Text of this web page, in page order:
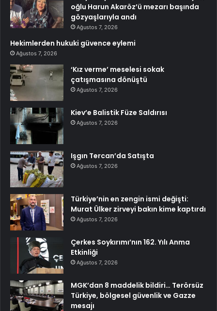
oğlu Harun Akaröz’ü mezarı başında
gözyaşlarıyla andı
Ağustos 7, 2026
Hekimlerden hukuki güvence eylemi
Ağustos 7, 2026
‘Kız verme’ meselesi sokak
çatışmasına dönüştü
Ağustos 7, 2026
Kiev’e Balistik Füze Saldırısı
Ağustos 7, 2026
Işgın Tercan’da Satışta
Ağustos 7, 2026
Türkiye’nin en zengin ismi değişti:
Murat Ülker zirveyi bakın kime kaptırdı
Ağustos 7, 2026
Çerkes Soykırımı’nın 162. Yılı Anma
Etkinliği
Ağustos 7, 2026
MGK’dan 8 maddelik bildiri… Terörsüz
Türkiye, bölgesel güvenlik ve Gazze
mesajı